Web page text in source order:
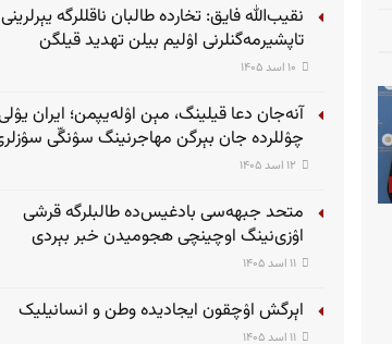
نقیب‌الله فایق: تخارده طالبان ناقللرگه یېرلرینی
تاپشیرمه‌گنلرنی اۉلیم بیلن تهدید قیلگن
آنه‌جان دعا قیلینگ، مېن اۉله‌یپمن؛ ایران
چۉللرده جان بېرگن مهاجرنینگ سۉنگّی
متحد جبهه‌سی بادغیس‌ده طالبلرگه قرشی
اۉزی‌نینگ اوچینچی هجومیدن خبر بېردی
اېرگش اۉچقون ایجادیده وطن و انسانیلیک